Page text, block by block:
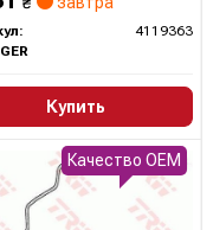
4119363
Купить
Качество OEM